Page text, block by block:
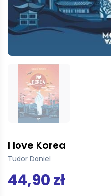
I love Korea
Tudor Daniel
44,90 zł